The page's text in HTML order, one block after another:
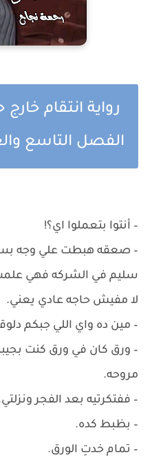
رواية انتقام
الفصل التاسع
– أنتوا بتعملوا اي؟!
– ‏صعقه هبطت علي وجه
سليم في الشركه فهي علمت
لا مفيش حاجه عادي يعني.
– ‏مين ده واي اللي جبكم
– ‏ورق كان في ورق كنت
مروحه.
– ‏ففتكرتيه بعد الفجر
– ‏بظبط كده.
– ‏تمام خدتِ الورق.